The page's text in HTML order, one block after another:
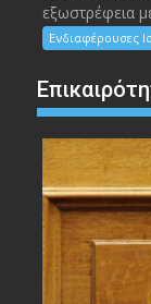
εξωστρέφεια
Ενδιαφέρουσες